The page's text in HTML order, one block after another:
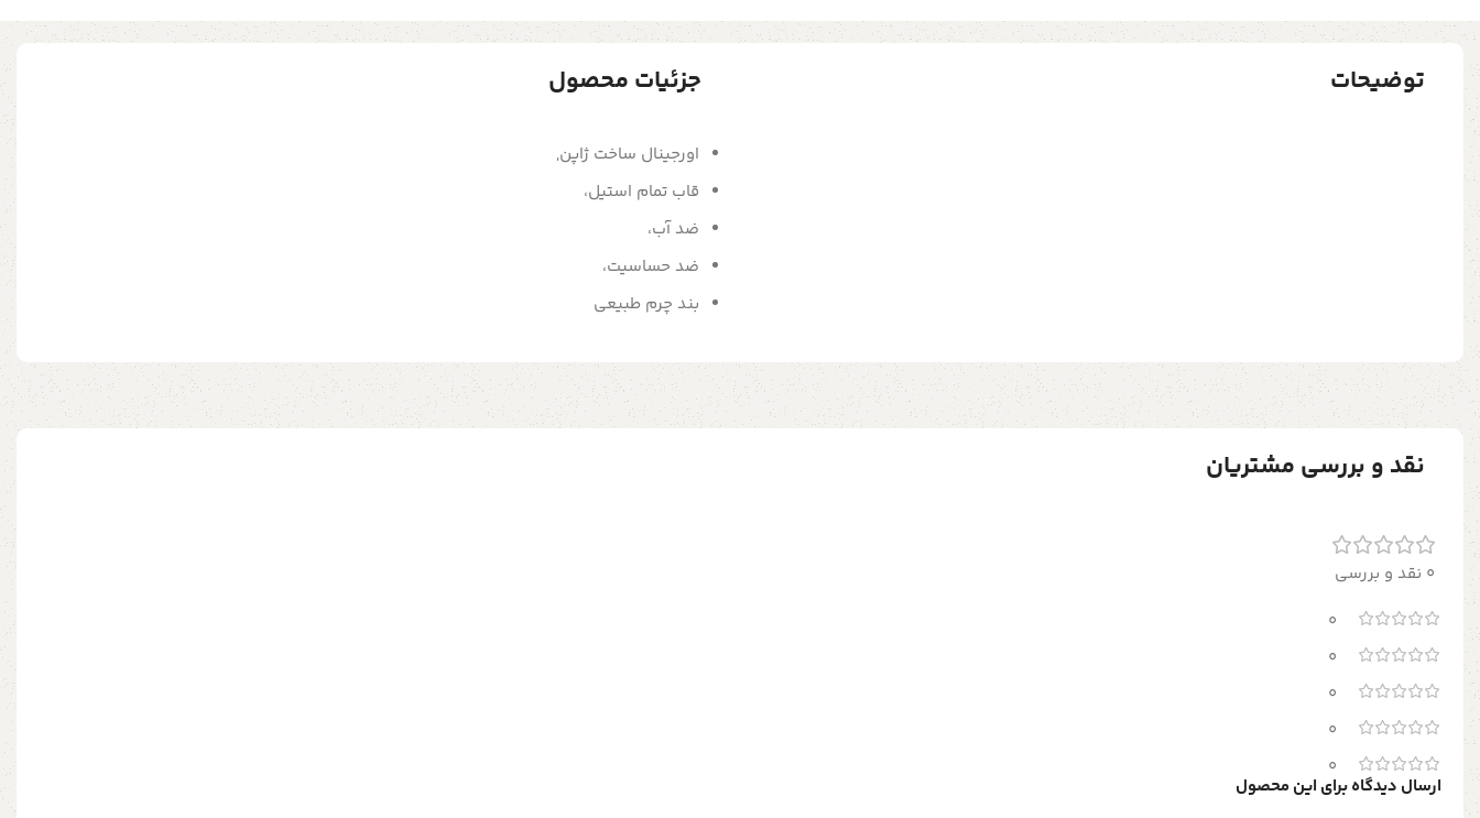
توضیحات جزئیات محصول
اورجینال ساخت ژاپن,
قاب تمام استیل،
ضد آب،
ضد حساسیت،
بند چرم طبیعی
نقد و بررسی مشتریان
0 نقد و بررسی
0
0
0
0
0
ارسال دیدگاه برای این محصول